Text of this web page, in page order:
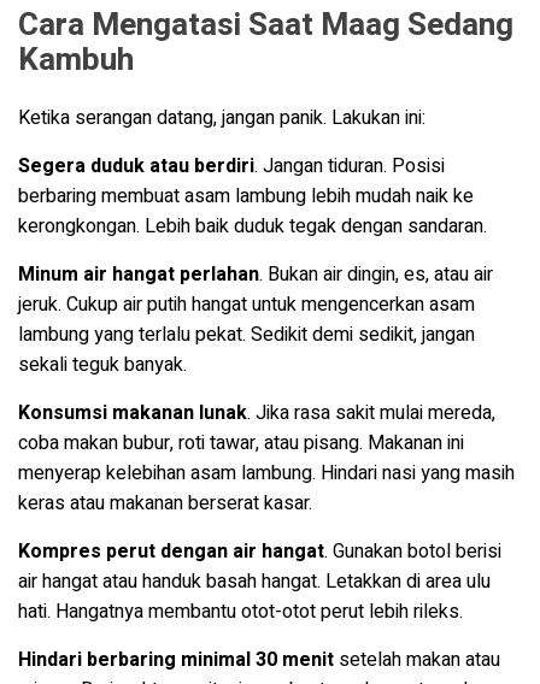
Cara Mengatasi Saat Maag Sedang
Kambuh
Ketika serangan datang, jangan panik. Lakukan ini:
Segera duduk atau berdiri. Jangan tiduran. Posisi
berbaring membuat asam lambung lebih mudah naik ke
kerongkongan. Lebih baik duduk tegak dengan sandaran.
Minum air hangat perlahan. Bukan air dingin, es, atau air
jeruk. Cukup air putih hangat untuk mengencerkan asam
lambung yang terlalu pekat. Sedikit demi sedikit, jangan
sekali teguk banyak.
Konsumsi makanan lunak. Jika rasa sakit mulai mereda,
coba makan bubur, roti tawar, atau pisang. Makanan ini
menyerap kelebihan asam lambung. Hindari nasi yang masih
keras atau makanan berserat kasar.
Kompres perut dengan air hangat. Gunakan botol berisi
air hangat atau handuk basah hangat. Letakkan di area ulu
hati. Hangatnya membantu otot-otot perut lebih rileks.
Hindari berbaring minimal 30 menit setelah makan atau